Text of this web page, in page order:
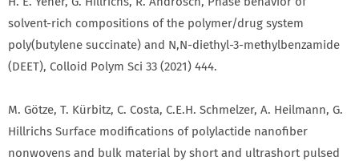
solvent-rich compositions of the polymer/drug system
poly(butylene succinate) and N,N-diethyl-3-methylbenzamide
(DEET), Colloid Polym Sci 33 (2021) 444.
M. Götze, T. Kürbitz, C. Costa, C.E.H. Schmelzer, A. Heilmann, G.
Hillrichs Surface modifications of polylactide nanofiber
nonwovens and bulk material by short and ultrashort pulsed